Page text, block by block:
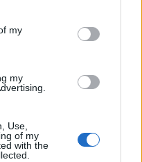
in below Google
my
my
Use,
of my
with the
kot trajnostna
popotnica v življenje